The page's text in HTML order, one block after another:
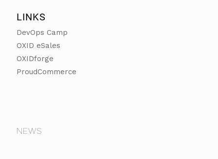
LINKS
DevOps Camp
OXID eSales
OXIDforge
ProudCommerce
NEWS